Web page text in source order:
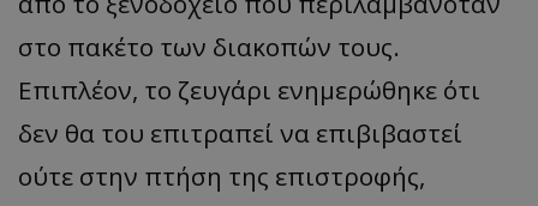
στο πακέτο των διακοπών τους.
Επιπλέον, το ζευγάρι ενημερώθηκε ότι
δεν θα του επιτραπεί να επιβιβαστεί
ούτε στην πτήση της επιστροφής,